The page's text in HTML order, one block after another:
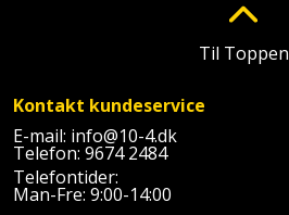
og
teleskopstøtte
Multicutter
Multicuttertilbehør
Presenning
Redskabsskur
Til Toppen
Kontakt kundeservice
E-mail: info@10-4.dk
Telefon: 9674 2484
Telefontider:
Man-Fre: 9:00-14:00